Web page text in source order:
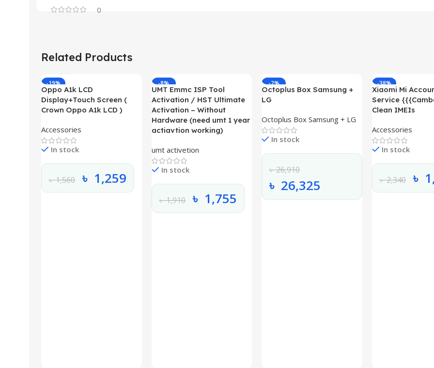
0
Related Products
-19%
Oppo A1k LCD
Display+Touch Screen (
Crown Oppo A1k LCD )
Accessories
In stock
৳1,560 ৳ 1,259
-8%
UMT Emmc ISP Tool
Activation / HST Ultimate
Activation – Without
Hardware (need umt 1 year
actiavtion working)
umt activetion
In stock
৳1,910 ৳ 1,755
-2%
Octoplus Box Samsung +
LG
Octoplus Box Samsung + LG
In stock
৳26,910
৳ 26,325
-38%
Xiaomi Mi
Service
Clean IMEIs
Accessories
In stock
৳2,340 ৳